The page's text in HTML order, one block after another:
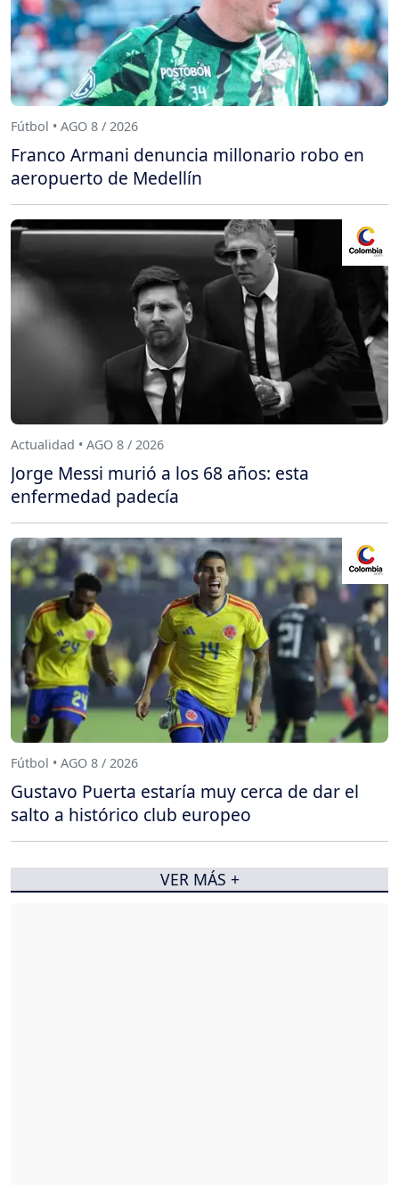
Fútbol • AGO 8 / 2026
Franco Armani denuncia millonario robo en
aeropuerto de Medellín
Actualidad • AGO 8 / 2026
Jorge Messi murió a los 68 años: esta
enfermedad padecía
Fútbol • AGO 8 / 2026
Gustavo Puerta estaría muy cerca de dar el
salto a histórico club europeo
VER MÁS +